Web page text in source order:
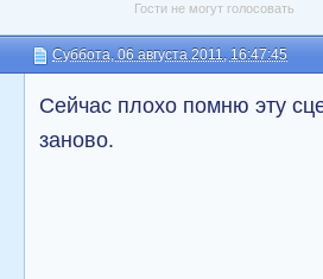
Гости не могут голосовать
Суббота, 06 августа 2011, 16:47:45
Сейчас плохо помню эту
заново.